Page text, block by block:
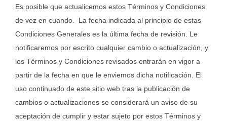
Es posible que actualicemos estos Términos y Condiciones
de vez en cuando. La fecha indicada al principio de estas
Condiciones Generales es la última fecha de revisión. Le
notificaremos por escrito cualquier cambio o actualización, y
los Términos y Condiciones revisados entrarán en vigor a
partir de la fecha en que le enviemos dicha notificación. El
uso continuado de este sitio web tras la publicación de
cambios o actualizaciones se considerará un aviso de su
aceptación de cumplir y estar sujeto por estos Términos y